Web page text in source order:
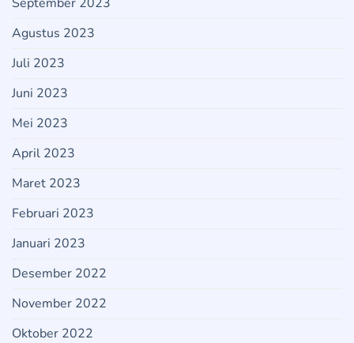
Agustus 2023
Juli 2023
Juni 2023
Mei 2023
April 2023
Maret 2023
Februari 2023
Januari 2023
Desember 2022
November 2022
Oktober 2022